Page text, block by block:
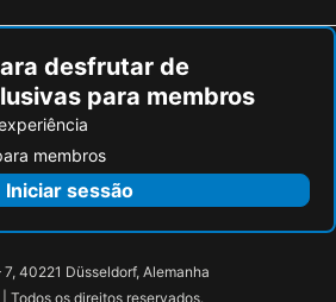
desfrutar de
para membros
membros
Iniciar sessão
7, 40221 Düsseldorf, Alemanha
Todos os direitos reservados.